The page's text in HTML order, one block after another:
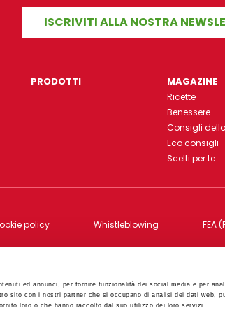
ed annunci, per fornire funzionalità dei social media e per
sito con i nostri partner che si occupano di analisi dei dati web,
loro o che hanno raccolto dal suo utilizzo dei loro servizi.
ISCRIVITI ALLA NOSTRA
PRODOTTI MAGAZINE
Ricette
Benessere
Consigli
Eco consigli
Scelti per te
policy Whistleblowing FEA
06012 Città di Castello - PG - Cod.Fisc.,